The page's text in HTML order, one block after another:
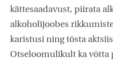
kättesaadavust, piirata
alkoholijoobes
karistusi ning tõsta
Otseloomulikult ka võtta